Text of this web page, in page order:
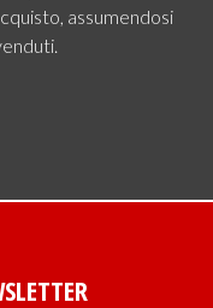
assumendosi